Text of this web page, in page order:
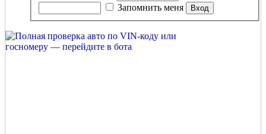
Запомнить меня